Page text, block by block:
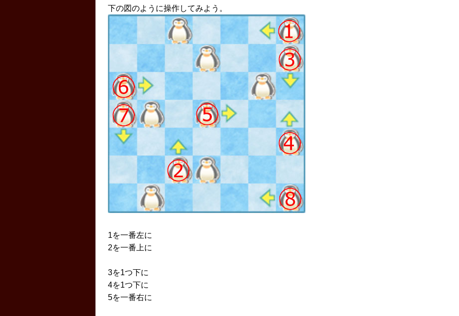
下の図のように操作してみよう。
1を一番左に
2を一番上に
3を1つ下に
4を1つ下に
5を一番右に